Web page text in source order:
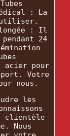
: La
utiliser.
: Il
24
acier pour
Votre
nous.
les
clientèle
Nous